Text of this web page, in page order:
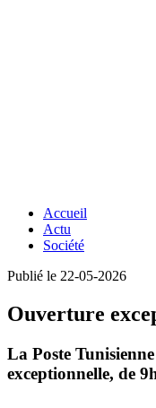
Accueil
Actu
Société
Publié le 22-05-2026
Ouverture
La Poste
exceptionnelle, de